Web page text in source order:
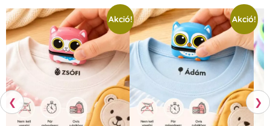
❮
Akció! Akció!
❯